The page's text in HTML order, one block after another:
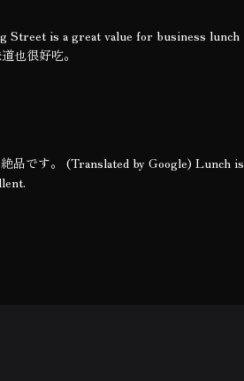
Street is a great value for business lunch
也很好吃。
品です。 (Translated by Google) Lunch is